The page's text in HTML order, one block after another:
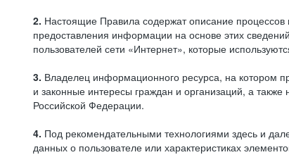
2. Настоящие Правила содержат описание процессов
предоставления информации на основе этих
пользователей сети «Интернет», которые
3. Владелец информационного ресурса, на котором
и законные интересы граждан и организаций, а
Российской Федерации.
4. Под рекомендательными технологиями здесь и
данных о пользователе или характеристиках